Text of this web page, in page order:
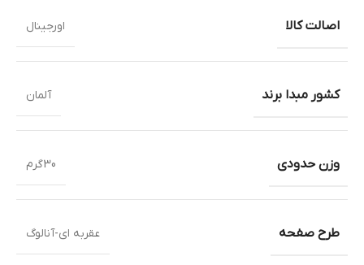
اصالت کالا اورجینال
کشور مبدا برند آلمان
وزن حدودی 30گرم
طرح صفحه عقربه ای-آنالوگ